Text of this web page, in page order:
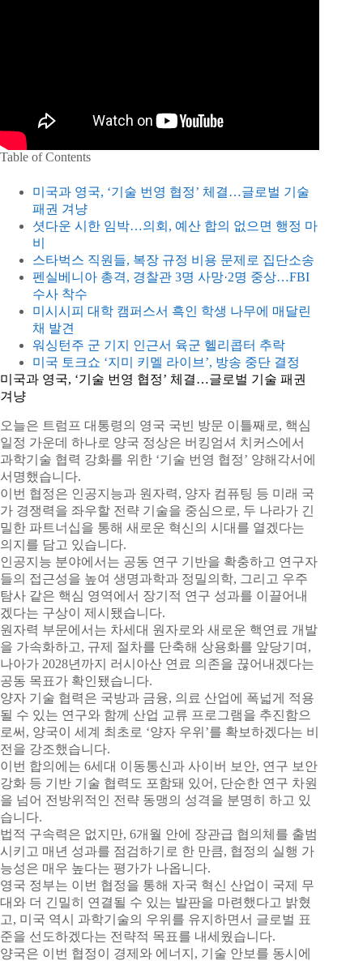
Table of Contents
미국과 영국, ‘기술 번영 협정’ 체결…글로벌 기술
패권 겨냥
셧다운 시한 임박…의회, 예산 합의 없으면 행정 마
비
스타벅스 직원들, 복장 규정 비용 문제로 집단소송
펜실베니아 총격, 경찰관 3명 사망·2명 중상…FBI
수사 착수
미시시피 대학 캠퍼스서 흑인 학생 나무에 매달린
채 발견
워싱턴주 군 기지 인근서 육군 헬리콥터 추락
미국 토크쇼 ‘지미 키멜 라이브’, 방송 중단 결정
미국과 영국, ‘기술 번영 협정’ 체결…글로벌 기술 패권
겨냥
오늘은 트럼프 대통령의 영국 국빈 방문 이틀째로, 핵심
일정 가운데 하나로 양국 정상은 버킹엄셔 치커스에서
과학기술 협력 강화를 위한 ‘기술 번영 협정’ 양해각서에
서명했습니다.
이번 협정은 인공지능과 원자력, 양자 컴퓨팅 등 미래 국
가 경쟁력을 좌우할 전략 기술을 중심으로, 두 나라가 긴
밀한 파트너십을 통해 새로운 혁신의 시대를 열겠다는
의지를 담고 있습니다.
인공지능 분야에서는 공동 연구 기반을 확충하고 연구자
들의 접근성을 높여 생명과학과 정밀의학, 그리고 우주
탐사 같은 핵심 영역에서 장기적 연구 성과를 이끌어내
겠다는 구상이 제시됐습니다.
원자력 부문에서는 차세대 원자로와 새로운 핵연료 개발
을 가속화하고, 규제 절차를 단축해 상용화를 앞당기며,
나아가 2028년까지 러시아산 연료 의존을 끊어내겠다는
공동 목표가 확인됐습니다.
양자 기술 협력은 국방과 금융, 의료 산업에 폭넓게 적용
될 수 있는 연구와 함께 산업 교류 프로그램을 추진함으
로써, 양국이 세계 최초로 ‘양자 우위’를 확보하겠다는 비
전을 강조했습니다.
이번 합의에는 6세대 이동통신과 사이버 보안, 연구 보안
강화 등 기반 기술 협력도 포함돼 있어, 단순한 연구 차원
을 넘어 전방위적인 전략 동맹의 성격을 분명히 하고 있
습니다.
법적 구속력은 없지만, 6개월 안에 장관급 협의체를 출범
시키고 매년 성과를 점검하기로 한 만큼, 협정의 실행 가
능성은 매우 높다는 평가가 나옵니다.
영국 정부는 이번 협정을 통해 자국 혁신 산업이 국제 무
대와 더 긴밀히 연결될 수 있는 발판을 마련했다고 밝혔
고, 미국 역시 과학기술의 우위를 유지하면서 글로벌 표
준을 선도하겠다는 전략적 목표를 내세웠습니다.
양국은 이번 협정이 경제와 에너지, 기술 안보를 동시에